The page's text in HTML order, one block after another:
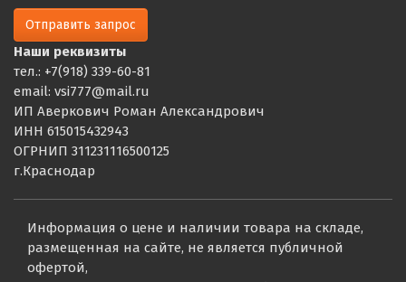
Отправить запрос
Наши реквизиты
тел.: +7(918) 339-60-81
email: vsi777@mail.ru
ИП Аверкович Роман Александрович
ИНН 615015432943
ОГРНИП 311231116500125
г.Краснодар
Информация о цене и наличии товара на складе,
размещенная на сайте, не является публичной
офертой,